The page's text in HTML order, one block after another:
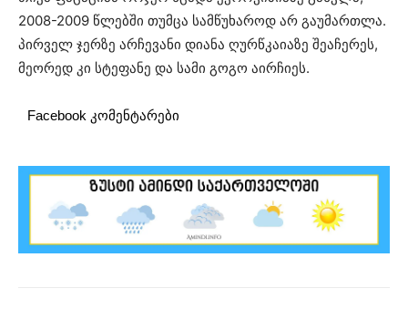
2008-2009 წლებში თუმცა სამწუხაროდ არ გაუმართლა.
პირველ ჯერზე არჩევანი დიანა ღურწკაიაზე შეაჩერეს,
მეორედ კი სტეფანე და სამი გოგო აირჩიეს.
Facebook კომენტარები